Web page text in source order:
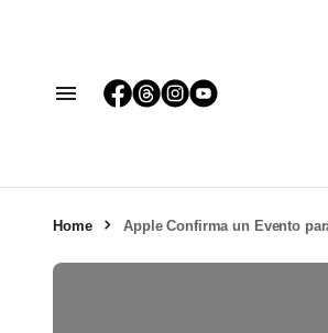
Home Apple Confirma un Evento